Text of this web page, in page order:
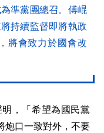
準黨團總召。傅崐
持續監督即將執政
將會致力於國會改
，「希望為國民黨
炮口一致對外，不要